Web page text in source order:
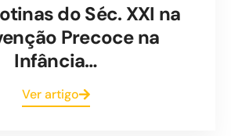
do Séc. XXI na
Precoce na
Infância…
Ver artigo